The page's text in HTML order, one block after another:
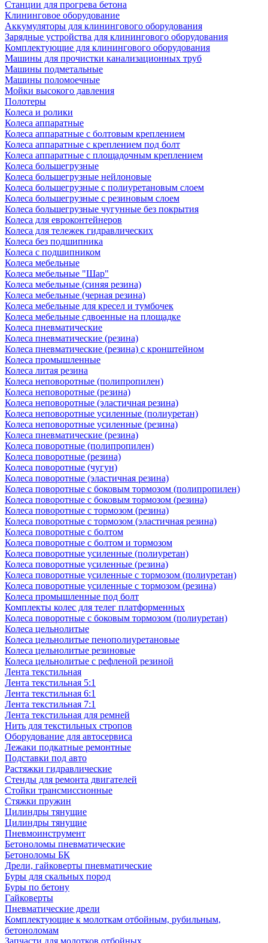
Станции для прогрева бетона
Клининговое оборудование
Аккумуляторы для клинингового оборудования
Зарядные устройства для клинингового оборудования
Комплектующие для клинингового оборудования
Машины для прочистки канализационных труб
Машины подметальные
Машины поломоечные
Мойки высокого давления
Полотеры
Колеса и ролики
Колеса аппаратные
Колеса аппаратные с болтовым креплением
Колеса аппаратные с креплением под болт
Колеса аппаратные с площадочным креплением
Колеса большегрузные
Колеса большегрузные нейлоновые
Колеса большегрузные с полиуретановым слоем
Колеса большегрузные с резиновым слоем
Колеса большегрузные чугунные без покрытия
Колеса для евроконтейнеров
Колеса для тележек гидравлических
Колеса без подшипника
Колеса с подшипником
Колеса мебельные
Колеса мебельные "Шар"
Колеса мебельные (синяя резина)
Колеса мебельные (черная резина)
Колеса мебельные для кресел и тумбочек
Колеса мебельные сдвоенные на площадке
Колеса пневматические
Колеса пневматические (резина)
Колеса пневматические (резина) с кронштейном
Колеса промышленные
Колеса литая резина
Колеса неповоротные (полипропилен)
Колеса неповоротные (резина)
Колеса неповоротные (эластичная резина)
Колеса неповоротные усиленные (полиуретан)
Колеса неповоротные усиленные (резина)
Колеса пневматические (резина)
Колеса поворотные (полипропилен)
Колеса поворотные (резина)
Колеса поворотные (чугун)
Колеса поворотные (эластичная резина)
Колеса поворотные c боковым тормозом (полипропилен)
Колеса поворотные c боковым тормозом (резина)
Колеса поворотные c тормозом (резина)
Колеса поворотные c тормозом (эластичная резина)
Колеса поворотные с болтом
Колеса поворотные с болтом и тормозом
Колеса поворотные усиленные (полиуретан)
Колеса поворотные усиленные (резина)
Колеса поворотные усиленные с тормозом (полиуретан)
Колеса поворотные усиленные с тормозом (резина)
Колеса промышленные под болт
Комплекты колес для телег платформенных
Колеса поворотные c боковым тормозом (полиуретан)
Колеса цельнолитые
Колеса цельнолитые пенополиуретановые
Колеса цельнолитые резиновые
Колеса цельнолитые с рефленой резиной
Лента текстильная
Лента текстильная 5:1
Лента текстильная 6:1
Лента текстильная 7:1
Лента текстильная для ремней
Нить для текстильных стропов
Оборудование для автосервиса
Лежаки подкатные ремонтные
Подставки под авто
Растяжки гидравлические
Стенды для ремонта двигателей
Стойки трансмиссионные
Стяжки пружин
Цилиндры тянущие
Цилиндры тянущие
Пневмоинструмент
Бетоноломы пневматические
Бетоноломы БК
Дрели, гайковерты пневматические
Буры для скальных пород
Буры по бетону
Гайковерты
Пневматические дрели
Комплектующие к молоткам отбойным, рубильным,
бетоноломам
Запчасти для молотков отбойных